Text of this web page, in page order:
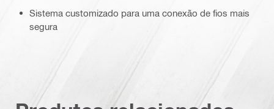
Sistema customizado para uma conexão de fios mais
segura